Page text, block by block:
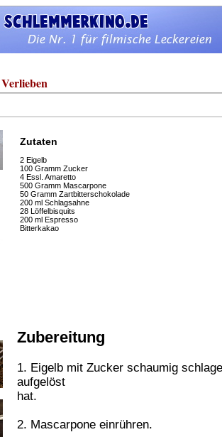
Zutaten
2 Eigelb
100 Gramm Zucker
4 Essl. Amaretto
500 Gramm Mascarpone
50 Gramm Zartbitterschokolade
200 ml Schlagsahne
28 Löffelbisquits
200 ml Espresso
Bitterkakao
Zubereitung
1. Eigelb mit Zucker schaumig
aufgelöst
hat.
2. Mascarpone einrühren.